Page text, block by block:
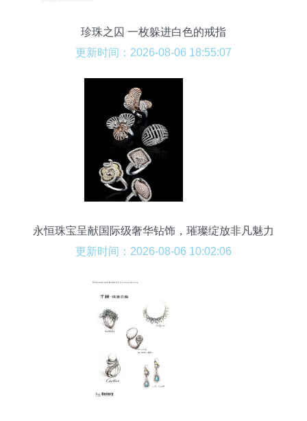
珍珠之囚 一枚躲进白色的戒指
更新时间：2026-08-06 18:55:07
永恒珠宝呈献国际级奢华钻饰，璀璨绽放非凡魅力
更新时间：2026-08-06 10:02:06